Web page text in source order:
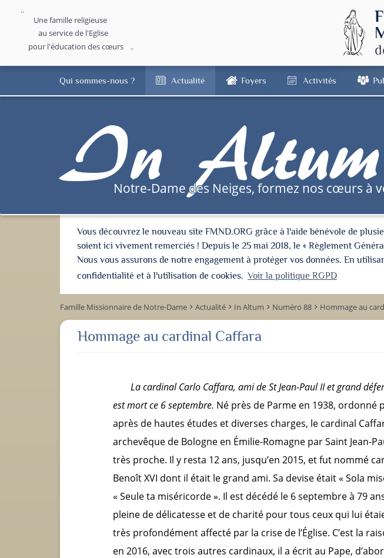
Une famille religieuse
au service de l'Eglise
pour l'éducation des cœurs
F
Qui sommes-nous ? Actualité Foyers Activités
In Altum
Notre-Dame des Neiges, formez nos cœurs à
Vous découvrez le nouveau site FMND.ORG grâce à l'aide bénévole de
soient ici vivement remerciés ! Depuis le 25 mai 2018, le « Règlement
Nous vous assurons de notre engagement à protéger vos données. En
confidentialité et à l'utilisation de cookies. Voir la politique RGPD
Famille Missionnaire de Notre-Dame keyboard_arrow_right Actualité keyboard_arrow_right In Altum keyboard_arrow_right Numéro 88 keyboard_arrow_right Hommage au
Hommage au cardinal Caffara
La cardinal Carlo Caffara, ami de StJean-Paul IIet grand
est mort ce 6 septembre. Né près de Parme en 1938, ordonné
après de hautes études et diverses charges, le cardinal
archevêque de Bologne en Émilie-Romagne par Saint Jean-
très proche. Il y resta 12 ans, jusqu’en 2015, et fut nommé
Benoît XVI dont il était le grand ami. Sa devise était « Sola
« Seule ta miséricorde ». Il est décédé le 6 septembre à 79
pleine de délicatesse et de charité pour tous ceux qui lui
très profondément affecté par la crise de l’Église. C’est la
en 2016, avec trois autres cardinaux, il a écrit au Pape,